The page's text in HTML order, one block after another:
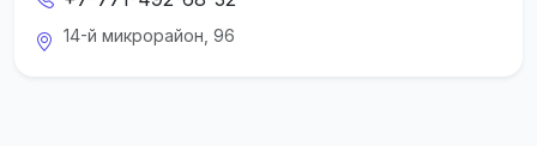
14-й микрорайон, 96